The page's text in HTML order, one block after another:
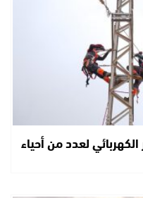
لعدد من أحياء